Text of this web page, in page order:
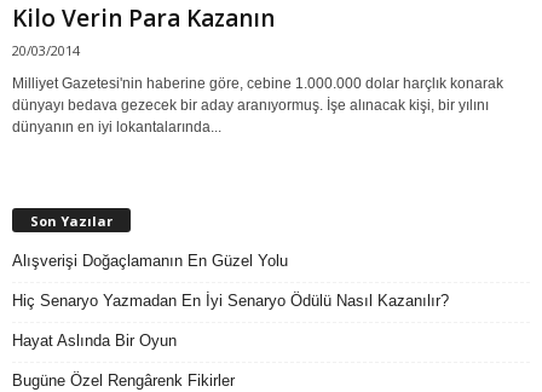
Kilo Verin Para Kazanın
20/03/2014
Milliyet Gazetesi'nin haberine göre, cebine 1.000.000 dolar harçlık konarak
dünyayı bedava gezecek bir aday aranıyormuş. İşe alınacak kişi, bir yılını
dünyanın en iyi lokantalarında...
Son Yazılar
Alışverişi Doğaçlamanın En Güzel Yolu
Hiç Senaryo Yazmadan En İyi Senaryo Ödülü Nasıl Kazanılır?
Hayat Aslında Bir Oyun
Bugüne Özel Rengârenk Fikirler